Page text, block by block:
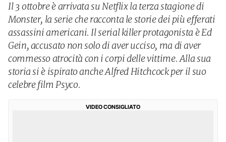
Il 3 ottobre è arrivata su Netflix la terza stagione di
Monster, la serie che racconta le storie dei più efferati
assassini americani. Il serial killer protagonista è Ed
Gein, accusato non solo di aver ucciso, ma di aver
commesso atrocità con i corpi delle vittime. Alla sua
storia si è ispirato anche Alfred Hitchcock per il suo
celebre film Psyco.
VIDEO CONSIGLIATO